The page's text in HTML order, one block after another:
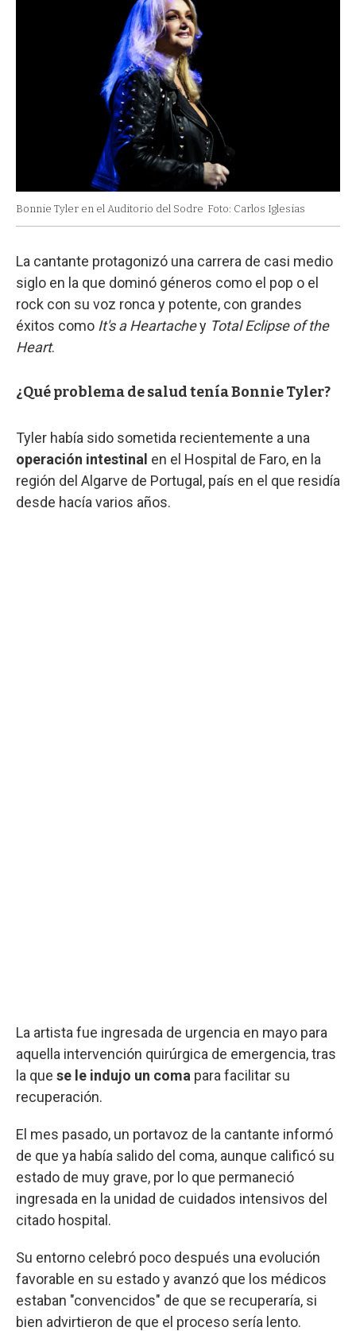
Bonnie Tyler en el Auditorio del Sodre Foto: Carlos Iglesias
La cantante protagonizó una carrera de casi medio
siglo en la que dominó géneros como el pop o el
rock con su voz ronca y potente, con grandes
éxitos como It's a Heartachey Total Eclipse of the
Heart.
¿Qué problema de salud tenía Bonnie Tyler?
Tyler había sido sometida recientemente a una
operación intestinal en el Hospital de Faro, en la
región del Algarve de Portugal, país en el que residía
desde hacía varios años.
La artista fue ingresada de urgencia en mayo para
aquella intervención quirúrgica de emergencia, tras
la que se le indujo un coma para facilitar su
recuperación.
El mes pasado, un portavoz de la cantante informó
de que ya había salido del coma, aunque calificó su
estado de muy grave, por lo que permaneció
ingresada en la unidad de cuidados intensivos del
citado hospital.
Su entorno celebró poco después una evolución
favorable en su estado y avanzó que los médicos
estaban "convencidos" de que se recuperaría, si
bien advirtieron de que el proceso sería lento.